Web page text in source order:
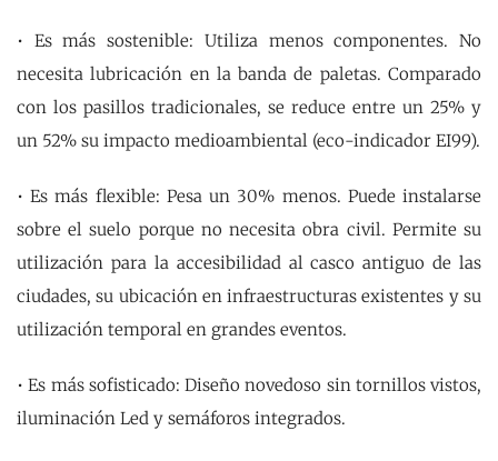
• Es más sostenible: Utiliza menos componentes. No
necesita lubricación en la banda de paletas. Comparado
con los pasillos tradicionales, se reduce entre un 25% y
un 52% su impacto medioambiental (eco-indicador EI99).
• Es más flexible: Pesa un 30% menos. Puede instalarse
sobre el suelo porque no necesita obra civil. Permite su
utilización para la accesibilidad al casco antiguo de las
ciudades, su ubicación en infraestructuras existentes y su
utilización temporal en grandes eventos.
• Es más sofisticado: Diseño novedoso sin tornillos vistos,
iluminación Led y semáforos integrados.